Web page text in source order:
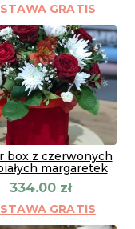
GRATIS
box z czerwonych
margaretek
334.00 zł
GRATIS